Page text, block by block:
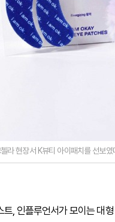
라 현장서 K뷰티 아이패치를 선보
, 인플루언서가 모이는 대